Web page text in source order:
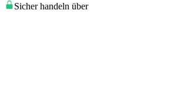
Sicher handeln über